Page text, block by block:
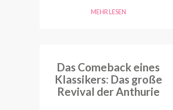
MEHR LESEN
Das Comeback eines
Klassikers: Das große
Revival der Anthurie